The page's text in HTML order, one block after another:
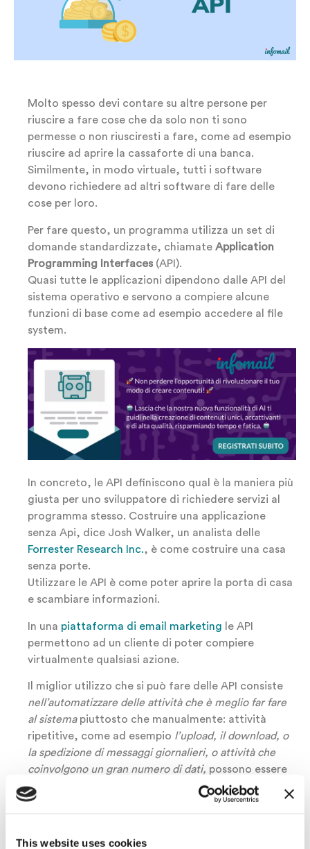
This website uses cookies
Molto spesso devi contare su altre persone per
riuscire a fare cose che da solo non ti sono
permesse o non riusciresti a fare, come ad esempio
riuscire ad aprire la cassaforte di una banca.
Similmente, in modo virtuale, tutti i software
devono richiedere ad altri software di fare delle
cose per loro.
Per fare questo, un programma utilizza un set di
domande standardizzate, chiamate Application
Programming Interfaces (API).
Quasi tutte le applicazioni dipendono dalle API del
sistema operativo e servono a compiere alcune
funzioni di base come ad esempio accedere al file
system.
In concreto, le API definiscono qual è la maniera più
giusta per uno sviluppatore di richiedere servizi al
programma stesso. Costruire una applicazione
senza Api, dice Josh Walker, un analista delle
Forrester Research Inc., è come costruire una casa
senza porte.
Utilizzare le API è come poter aprire la porta di casa
e scambiare informazioni.
In una piattaforma di email marketing le API
permettono ad un cliente di poter compiere
virtualmente qualsiasi azione.
Il miglior utilizzo che si può fare delle API consiste
nell’automatizzare delle attività che è meglio far fare
al sistemapiuttosto che manualmente: attività
ripetitive, come ad esempio l’upload, il download, o
la spedizione di messaggi giornalieri, o attività che
coinvolgono un gran numero di dati, possono essere
velocizzate attraverso l’utilizzo delle API.